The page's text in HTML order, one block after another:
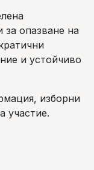
за опазване на
и устойчиво
изборни
участие.